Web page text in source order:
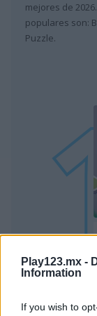
Play123.mx -
Information
If you wish to
mejores de
populares son:
Puzzle.